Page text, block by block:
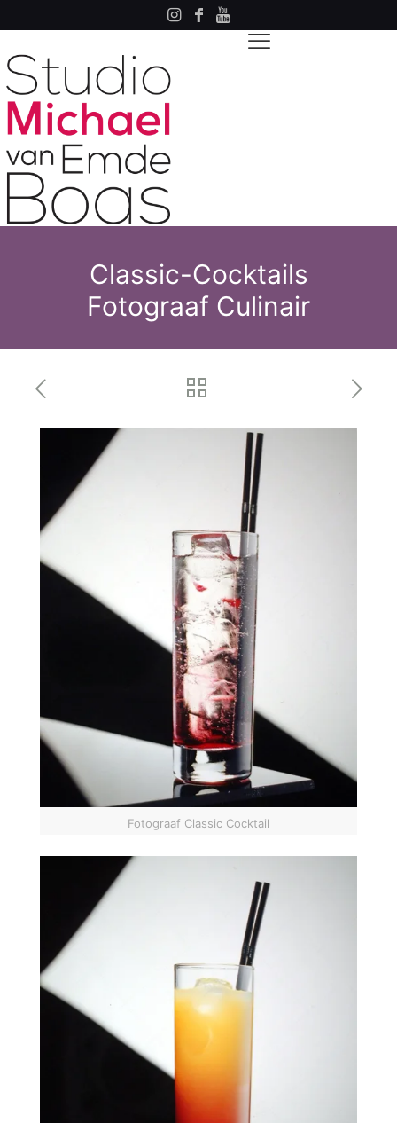
Classic-Cocktails
Fotograaf Culinair
Fotograaf Classic Cocktail